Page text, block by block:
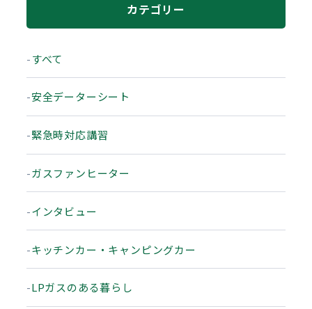
カテゴリー
すべて
安全データーシート
緊急時対応講習
ガスファンヒーター
インタビュー
キッチンカー・キャンピングカー
LPガスのある暮らし